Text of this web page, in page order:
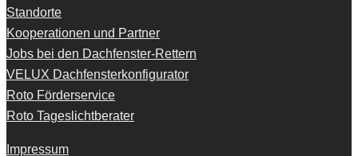
Standorte
Kooperationen und Partner
Jobs bei den Dachfenster-Rettern
VELUX Dachfensterkonfigurator
Roto Förderservice
Roto Tageslichtberater
Impressum